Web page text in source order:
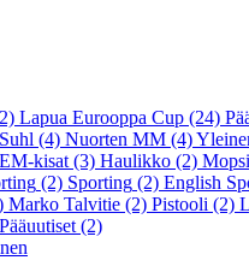
Lapua Eurooppa Cup (24)
Suhl (4) Nuorten MM (4)
EM-kisat (3) Haulikko (2)
(2) Sporting (2) English
Marko Talvitie (2) Pistooli (2)
Pääuutiset (2)